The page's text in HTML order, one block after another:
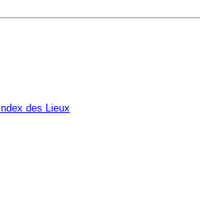
Index des Lieux